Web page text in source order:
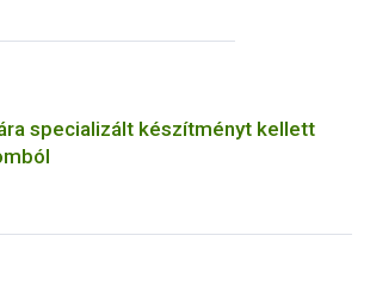
specializált készítményt kellett